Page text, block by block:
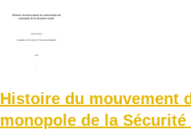
Histoire du mouvement
monopole de la